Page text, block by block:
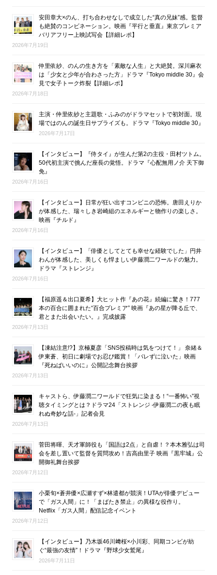
安田章大×のん、打ち合わせなしで成立した“真の兄妹”感。監督
も絶賛のコンビネーション。映画『平行と垂直』東京プレミア
バリアフリー上映試写会【詳細レポ】
2026年7月19日
仲里依紗、のんの生き方を「素敵な人生」と大絶賛。深川麻衣
は「少女と少年が合わさった方」ドラマ『Tokyo middle 30』会
見で女子トーク炸裂【詳細レポ】
2026年7月18日
主演・仲里依紗と主題歌・ふみのがドラマセットで初対面。現
場ではのんの誕生日サプライズも。ドラマ『Tokyo middle 30』
2026年7月17日
【インタビュー】『侍タイ』が生んだ第2の主役・田村ツトム。
50代初主演で挑んだ座長の覚悟。ドラマ『心配無用ノ介 天下御
免』
2026年7月16日
【インタビュー】日常が狂い出すコンビニの恐怖。唐田えりか
が体感した、瑞々しき岩崎組のエネルギーと物作りの楽しさ。
映画『チルド』
2026年7月16日
【インタビュー】「俳優としてとても幸せな経験でした」円井
わんが体感した、美しくも悍ましい伊藤潤二ワールドの魅力。
ドラマ『ストレンジ』
2026年7月16日
【福原遥＆出口夏希】大ヒット作『あの花』続編に驚き！777
本の百合に囲まれた“百合プレミア” 映画『あの星が降る丘で、
君とまた出会いたい。』完成披露
2026年7月13日
【凍結注意!?】京極夏彦「SNS投稿時は気をつけて！」 奈緒＆
伊東蒼、初日に劇場でお忍び鑑賞！「バレずに泣いた」映画
『死ねばいいのに』公開記念舞台挨拶
2026年7月13日
キャストら、伊藤潤二ワールドで狂気に染まる！“一番怖い”視
聴タイミングとは？ドラマ24「ストレンジ -伊藤潤二の夜も眠
れぬ奇妙な話-」記者会見
2026年7月13日
菅田将暉、天才軍師役も「国語は2点」と自虐！？本木雅弘は司
会を差し置いて監督を質問攻め！吉高由里子 映画『黒牢城』公
開御礼舞台挨拶
2026年7月12日
小栗旬×蒼井優×広瀬すず×林遣都が競演！UTAが俳優デビュー
で「ガス人間」に！「まばたき禁止」の異様な役作り。
Netflix「ガス人間」配信記念イベント
2026年7月12日
【インタビュー】乃木坂46川﨑桜×小川彩、同期コンビが紡
ぐ“最強の友情”！ドラマ『野球少女鷲尾』
2026年7月11日